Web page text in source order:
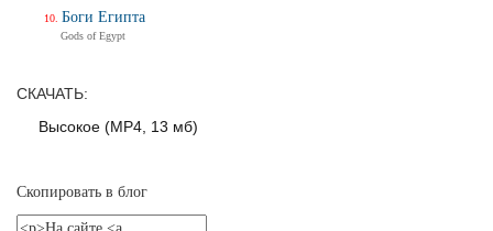
СКАЧАТЬ:
Высокое (MP4, 13 мб)
Скопировать в блог
Боги Египта
Gods of Egypt